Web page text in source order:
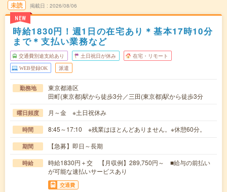
未読
NEW
掲載日 2026/08/06
時給1830円！週1日の在宅あり＊基本17時10分
まで＊支払い業務など
交通費別途支給あり 土日祝日が休み 在宅・リモート
WEB登録OK 派遣
勤務地
東京都港区
田町(東京都)駅から徒歩3分／三田(東京都)駅から徒歩3分
曜日頻度 月～金 ※土日祝休み
時間 8:45～17:10 ※残業はほとんどありません。※休憩60分。
期間 【急募】即日～長期
時給
時給1830円＋交 【月収例】289,750円～ ■給与の前払い
が可能な速払いサービスあり
交通費